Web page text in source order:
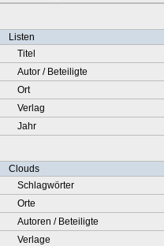
Listen
Titel
Autor / Beteiligte
Ort
Verlag
Jahr
Clouds
Schlagwörter
Orte
Autoren / Beteiligte
Verlage